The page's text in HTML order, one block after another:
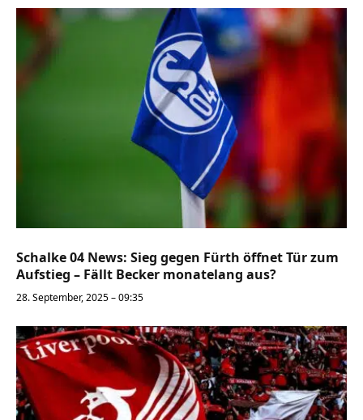
Schalke 04 News: Sieg gegen Fürth öffnet Tür zum
Aufstieg – Fällt Becker monatelang aus?
28. September, 2025 – 09:35